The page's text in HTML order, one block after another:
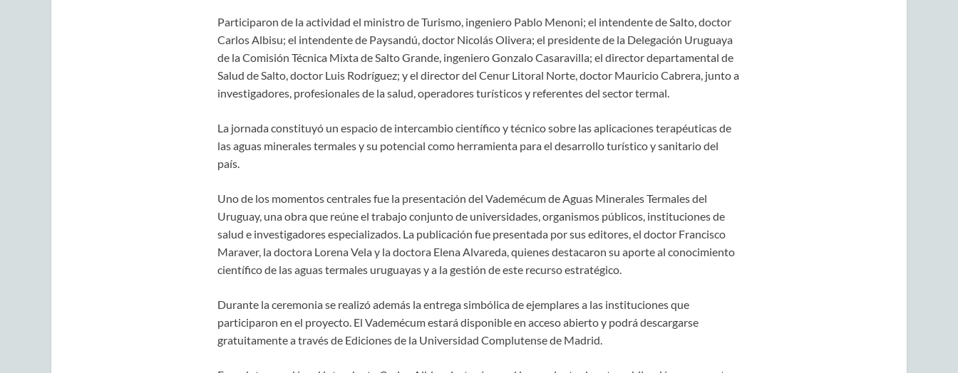
Participaron de la actividad el ministro de Turismo, ingeniero Pablo Menoni; el intendente de Salto, doctor
Carlos Albisu; el intendente de Paysandú, doctor Nicolás Olivera; el presidente de la Delegación Uruguaya
de la Comisión Técnica Mixta de Salto Grande, ingeniero Gonzalo Casaravilla; el director departamental de
Salud de Salto, doctor Luis Rodríguez; y el director del Cenur Litoral Norte, doctor Mauricio Cabrera, junto a
investigadores, profesionales de la salud, operadores turísticos y referentes del sector termal.
La jornada constituyó un espacio de intercambio científico y técnico sobre las aplicaciones terapéuticas de
las aguas minerales termales y su potencial como herramienta para el desarrollo turístico y sanitario del
país.
Uno de los momentos centrales fue la presentación del Vademécum de Aguas Minerales Termales del
Uruguay, una obra que reúne el trabajo conjunto de universidades, organismos públicos, instituciones de
salud e investigadores especializados. La publicación fue presentada por sus editores, el doctor Francisco
Maraver, la doctora Lorena Vela y la doctora Elena Alvareda, quienes destacaron su aporte al conocimiento
científico de las aguas termales uruguayas y a la gestión de este recurso estratégico.
Durante la ceremonia se realizó además la entrega simbólica de ejemplares a las instituciones que
participaron en el proyecto. El Vademécum estará disponible en acceso abierto y podrá descargarse
gratuitamente a través de Ediciones de la Universidad Complutense de Madrid.